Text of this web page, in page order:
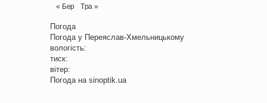
« Бер Тра »
Погода
Погода у Переяслав-Хмельницькому
вологість:
тиск:
вітер:
Погода на sinoptik.ua